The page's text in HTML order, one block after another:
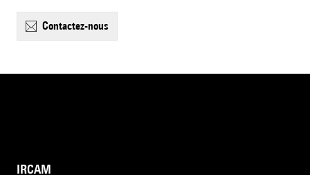
contactez-nous
IRCAM